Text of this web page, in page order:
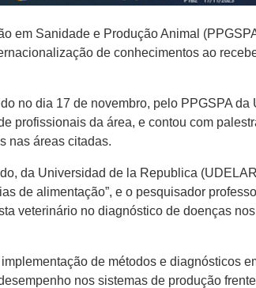
em Sanidade e Produção Animal
de conhecimentos ao
no dia 17 de novembro, pelo PPGSPA da
profissionais da área, e contou com
nas áreas citadas.
da Universidad de la Republica
de alimentação”, e o pesquisador
veterinário no diagnóstico de doenças
de métodos e diagnósticos
nos sistemas de produção